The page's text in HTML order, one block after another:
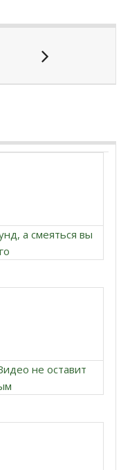
а смеяться вы
не оставит